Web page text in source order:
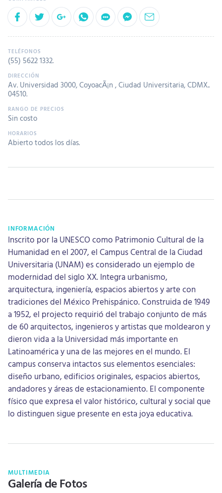
(55) 5622 1332.
Av. Universidad 3000, CoyoacÃ¡n , Ciudad Universitaria, CDMX..
04510.
Sin costo
Abierto todos los días.
INFORMACIÓN
Inscrito por la UNESCO como Patrimonio Cultural de la
Humanidad en el 2007, el Campus Central de la Ciudad
Universitaria (UNAM) es considerado un ejemplo de
modernidad del siglo XX. Integra urbanismo,
arquitectura, ingeniería, espacios abiertos y arte con
tradiciones del México Prehispánico. Construida de 1949
a 1952, el projecto requirió del trabajo conjunto de más
de 60 arquitectos, ingenieros y artistas que moldearon y
dieron vida a la Universidad más importante en
Latinoamérica y una de las mejores en el mundo. El
campus conserva intactos sus elementos esenciales:
diseño urbano, edificios originales, espacios abiertos,
andadores y áreas de estacionamiento. El componente
físico que expresa el valor histórico, cultural y social que
lo distinguen sigue presente en esta joya educativa.
MULTIMEDIA
Galería de Fotos